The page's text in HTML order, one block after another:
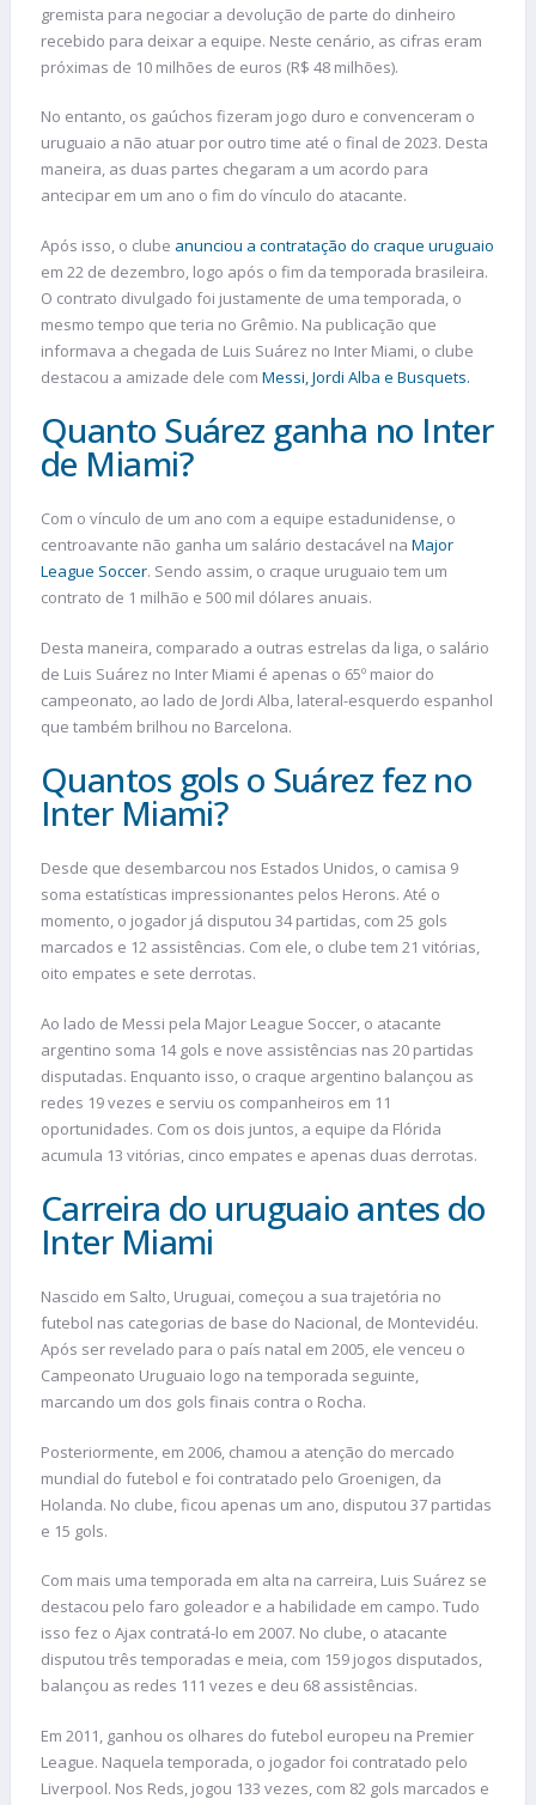
gremista para negociar a devolução de parte do dinheiro
recebido para deixar a equipe. Neste cenário, as cifras eram
próximas de 10 milhões de euros (R$ 48 milhões).
No entanto, os gaúchos fizeram jogo duro e convenceram o
uruguaio a não atuar por outro time até o final de 2023. Desta
maneira, as duas partes chegaram a um acordo para
antecipar em um ano o fim do vínculo do atacante.
Após isso, o clube anunciou a contratação do craque uruguaio
em 22 de dezembro, logo após o fim da temporada brasileira.
O contrato divulgado foi justamente de uma temporada, o
mesmo tempo que teria no Grêmio. Na publicação que
informava a chegada de Luis Suárez no Inter Miami, o clube
destacou a amizade dele com Messi, Jordi Alba e Busquets.
Quanto Suárez ganha no Inter
de Miami?
Com o vínculo de um ano com a equipe estadunidense, o
centroavante não ganha um salário destacável na Major
League Soccer. Sendo assim, o craque uruguaio tem um
contrato de 1 milhão e 500 mil dólares anuais.
Desta maneira, comparado a outras estrelas da liga, o salário
de Luis Suárez no Inter Miami é apenas o 65º maior do
campeonato, ao lado de Jordi Alba, lateral-esquerdo espanhol
que também brilhou no Barcelona.
Quantos gols o Suárez fez no
Inter Miami?
Desde que desembarcou nos Estados Unidos, o camisa 9
soma estatísticas impressionantes pelos Herons. Até o
momento, o jogador já disputou 34 partidas, com 25 gols
marcados e 12 assistências. Com ele, o clube tem 21 vitórias,
oito empates e sete derrotas.
Ao lado de Messi pela Major League Soccer, o atacante
argentino soma 14 gols e nove assistências nas 20 partidas
disputadas. Enquanto isso, o craque argentino balançou as
redes 19 vezes e serviu os companheiros em 11
oportunidades. Com os dois juntos, a equipe da Flórida
acumula 13 vitórias, cinco empates e apenas duas derrotas.
Carreira do uruguaio antes do
Inter Miami
Nascido em Salto, Uruguai, começou a sua trajetória no
futebol nas categorias de base do Nacional, de Montevidéu.
Após ser revelado para o país natal em 2005, ele venceu o
Campeonato Uruguaio logo na temporada seguinte,
marcando um dos gols finais contra o Rocha.
Posteriormente, em 2006, chamou a atenção do mercado
mundial do futebol e foi contratado pelo Groenigen, da
Holanda. No clube, ficou apenas um ano, disputou 37 partidas
e 15 gols.
Com mais uma temporada em alta na carreira, Luis Suárez se
destacou pelo faro goleador e a habilidade em campo. Tudo
isso fez o Ajax contratá-lo em 2007. No clube, o atacante
disputou três temporadas e meia, com 159 jogos disputados,
balançou as redes 111 vezes e deu 68 assistências.
Em 2011, ganhou os olhares do futebol europeu na Premier
League. Naquela temporada, o jogador foi contratado pelo
Liverpool. Nos Reds, jogou 133 vezes, com 82 gols marcados e